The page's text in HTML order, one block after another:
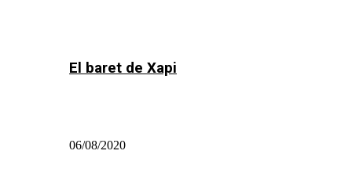
El baret de Xapi
06/08/2020